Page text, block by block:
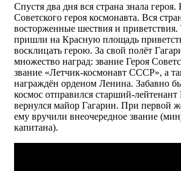
Спустя два дня вся страна знала
Советского героя космонавта. Вся
восторженные шествия и
пришли на Красную площадь
восклицать герою. За свой полёт
множество наград: звание Героя
звание «Летчик-космонавт СССР», а
награждён орденом Ленина. Забавно
космос отправился старший-лейтенант
вернулся майор Гагарин. При первой
ему вручили внеочередное звание
капитана).